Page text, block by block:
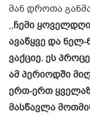
მან დროთა
,,ჩემი
ავაწყვე და ნელ-
ვაქციე. ეს
ამ პერიოდში
ერთ-ერთ
მასწავლა